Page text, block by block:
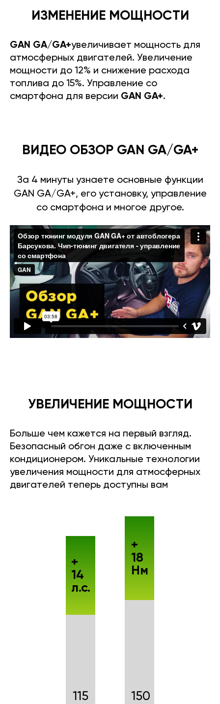
ИЗМЕНЕНИЕ МОЩНОСТИ
GAN GA/GA+увеличивает мощность для
атмосферных двигателей. Увеличение
мощности до 12% и снижение расхода
топлива до 15%. Управление со
смартфона для версии GAN GA+.
ВИДЕО ОБЗОР GAN GA/GA+
За 4 минуты узнаете основные функции
GAN GA/GA+, его установку, управление
со смартфона и многое другое.
УВЕЛИЧЕНИЕ МОЩНОСТИ
Больше чем кажется на первый взгляд.
Безопасный обгон даже с включенным
кондиционером. Уникальные технологии
увеличения мощности для атмосферных
двигателей теперь доступны вам
115
+
14
л.с.
150
+
18
Нм